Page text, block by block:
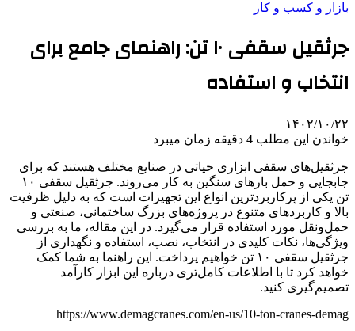
بازار و کسب و کار
جرثقیل سقفی ۱۰ تن: راهنمای جامع برای
انتخاب و استفاده
۱۴۰۲/۱۰/۲۲
خواندن این مطلب 4 دقیقه زمان میبرد
جرثقیل‌های سقفی ابزاری حیاتی در صنایع مختلف هستند که برای
جابجایی و حمل بارهای سنگین به کار می‌روند. جرثقیل سقفی ۱۰
تن یکی از پرکاربردترین انواع این تجهیزات است که به دلیل ظرفیت
بالا و کاربردهای متنوع در پروژه‌های بزرگ ساختمانی، صنعتی و
حمل‌ونقل مورد استفاده قرار می‌گیرد. در این مقاله، ما به بررسی
ویژگی‌ها، نکات کلیدی در انتخاب، نصب، استفاده و نگهداری از
جرثقیل سقفی ۱۰ تن خواهیم پرداخت. این راهنما به شما کمک
خواهد کرد تا با اطلاعات کامل‌تری درباره این ابزار کارآمد
تصمیم‌گیری کنید.
https://www.demagcranes.com/en-us/10-ton-cranes-demag